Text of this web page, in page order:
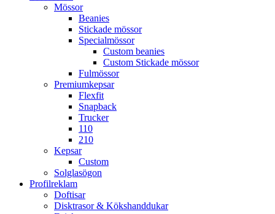
Mössor
Beanies
Stickade mössor
Specialmössor
Custom beanies
Custom Stickade mössor
Fulmössor
Premiumkepsar
Flexfit
Snapback
Trucker
110
210
Kepsar
Custom
Solglasögon
Profilreklam
Doftisar
Disktrasor & Kökshanddukar